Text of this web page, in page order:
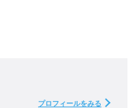
プロフィールをみる